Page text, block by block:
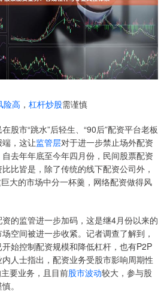
险高 ， 杠杆炒股需谨慎
股市“跳水”后轻生、“90后”配资平台老板
，这让监管层对于进一步禁止场外配资
去年年底至今年四月份，民间股票配资
比皆是，除了传统的线下配资公司外，
大的市场中分一杯羹，网络配资做得风
的监管进一步加码，这是继4月份以来的
空间被进一步收紧。记者调查了解到，
始控制配资规模和降低杠杆，也有P2P
人士指出，配资业务受股市影响周期性
要业务，且目前股市波动较大，参与股
。